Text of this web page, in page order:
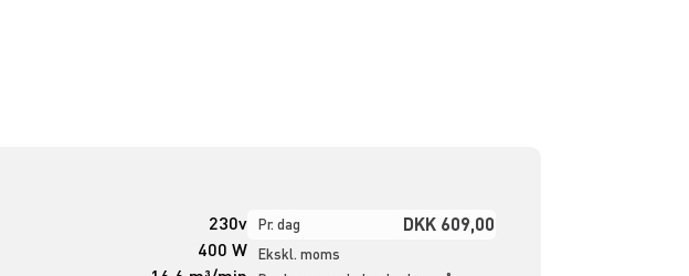
230v
400 W
Pr. dag DKK 609,00
Ekskl. moms